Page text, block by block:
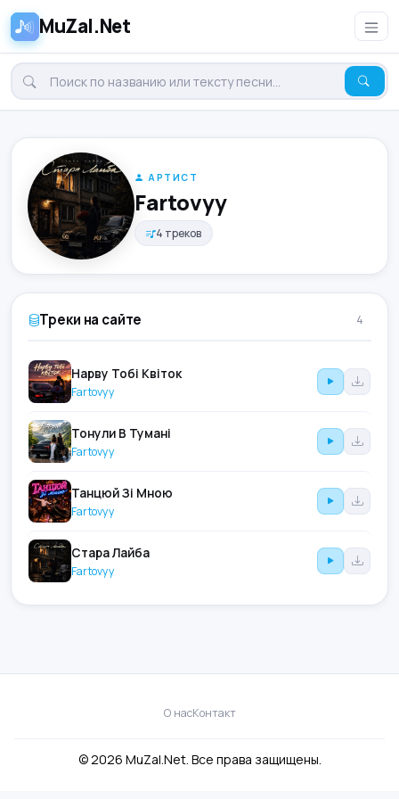
MuZal.Net
АРТИСТ
Fartovyy
4 треков
Треки на сайте 4
Нарву Тобі Квіток
Fartovyy
Тонули В Тумані
Fartovyy
Танцюй Зі Мною
Fartovyy
Стара Лайба
Fartovyy
О насКонтакт
© 2026 MuZal.Net. Все права защищены.